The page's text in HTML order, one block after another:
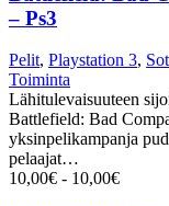
– Ps3
Pelit, Playstation 3,
Toiminta
Lähitulevaisuuteen
Battlefield: Bad
yksinpelikampanja
pelaajat…
10,00€ - 10,00€